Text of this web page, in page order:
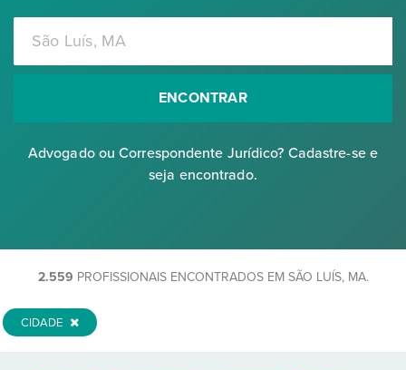
ENCONTRAR
Advogado ou Correspondente Jurídico? Cadastre-se e
seja encontrado.
2.559 PROFISSIONAIS ENCONTRADOS EM SÃO LUÍS, MA.
CIDADE